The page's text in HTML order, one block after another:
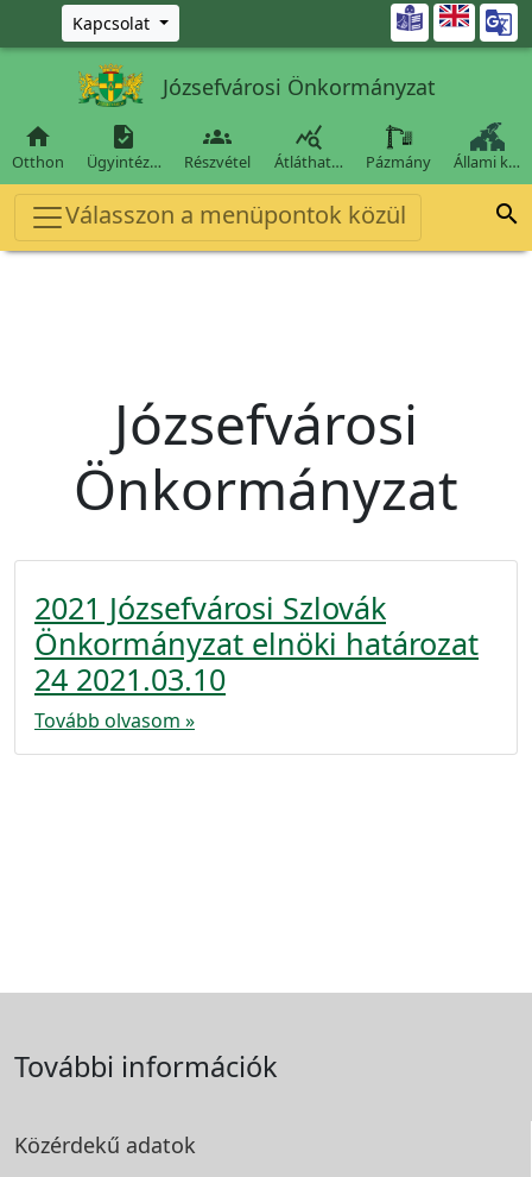
Ugrás a fő tartalomra
Kapcsolat 
Józsefvárosi Önkormányzat

Otthon

Ügyintéz…

Részvétel

Átláthat… Pázmány Állami k…
Válasszon a menüpontok közül 
Józsefvárosi
Önkormányzat
2021 Józsefvárosi Szlovák
Önkormányzat elnöki határozat
24 2021.03.10
Tovább olvasom »
További információk
Közérdekű adatok